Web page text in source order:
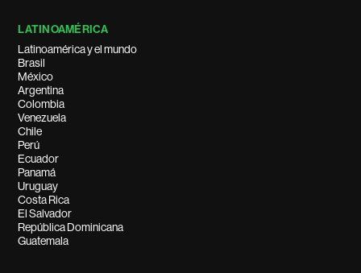
LATINOAMÉRICA
Latinoamérica y el mundo
Brasil
México
Argentina
Colombia
Venezuela
Chile
Perú
Ecuador
Panamá
Uruguay
Costa Rica
El Salvador
República Dominicana
Guatemala